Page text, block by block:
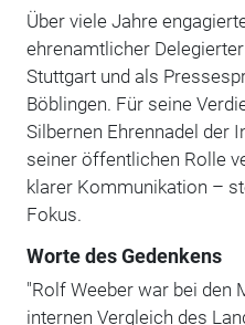
Über viele Jahre
ehrenamtlicher
Stuttgart und als
Böblingen. Für seine
Silbernen Ehrennadel der
seiner öffentlichen Rolle
klarer Kommunikation –
Fokus.
Worte des Gedenkens
"Rolf Weeber war bei den
internen Vergleich des